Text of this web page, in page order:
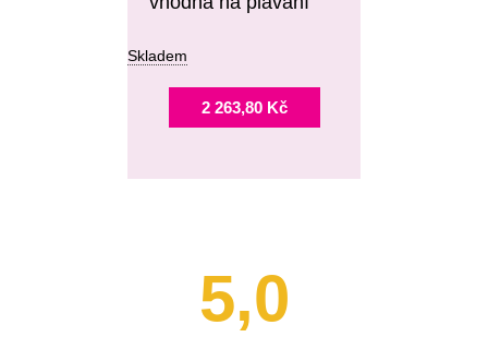
Skladem
2 263,80 Kč
5,0